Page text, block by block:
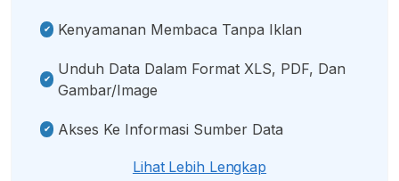
Kenyamanan Membaca Tanpa Iklan
Unduh Data Dalam Format XLS, PDF, Dan
Gambar/image
Akses Ke Informasi Sumber Data
Lihat Lebih Lengkap